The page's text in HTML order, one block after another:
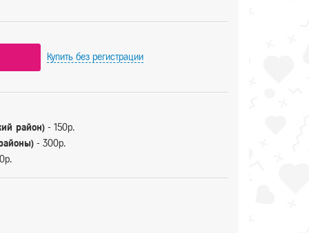
Купить без регистрации
район) - 150р.
- 300р.